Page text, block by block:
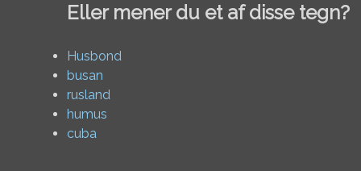
Eller mener du et af disse tegn?
Husbond
busan
rusland
humus
cuba